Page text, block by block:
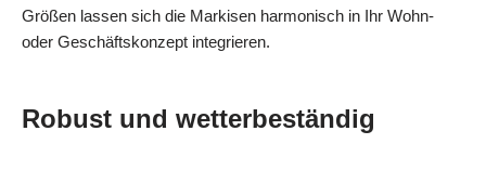
Größen lassen sich die Markisen harmonisch in Ihr Wohn-
oder Geschäftskonzept integrieren.
Robust und wetterbeständig